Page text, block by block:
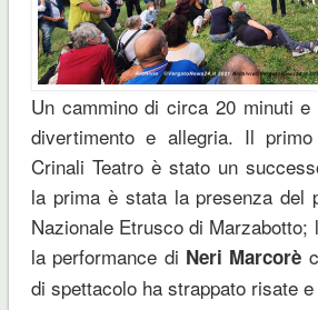
Un cammino di circa 20 minuti e
divertimento e allegria. Il primo
Crinali Teatro è stato un
la prima è stata la presenza del
Nazionale Etrusco di Marzabotto;
la performance di Neri Marcorè
di spettacolo ha strappato risate